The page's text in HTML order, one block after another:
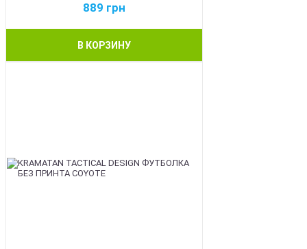
889 грн
В КОРЗИНУ